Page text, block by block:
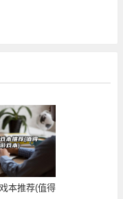
本推荐(值得